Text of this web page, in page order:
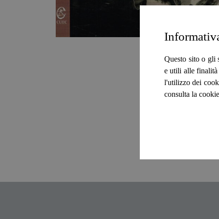
Questo sito o gli
e utili alle finalità
l'utilizzo dei
consulta la